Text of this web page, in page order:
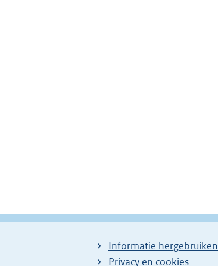
Informatie hergebruiken
Privacy en cookies